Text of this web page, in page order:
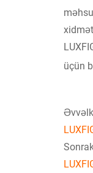
üçün